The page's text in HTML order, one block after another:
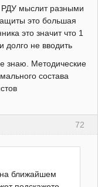
РДУ мыслит разными
это большая
это значит что 1
долго не вводить
знаю. Методические
состава
72
ближайшем